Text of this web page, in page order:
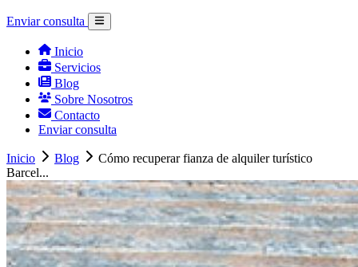
Enviar consulta
Inicio
Servicios
Blog
Sobre Nosotros
Contacto
Enviar consulta
Inicio Blog
Cómo recuperar fianza de alquiler turístico
Barcel...